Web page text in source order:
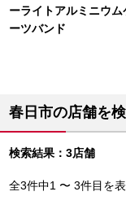
ーライトアルミニウ
ーツバンド
春日市の店舗を
検索結果：3店舗
全3件中1 〜 3件目を